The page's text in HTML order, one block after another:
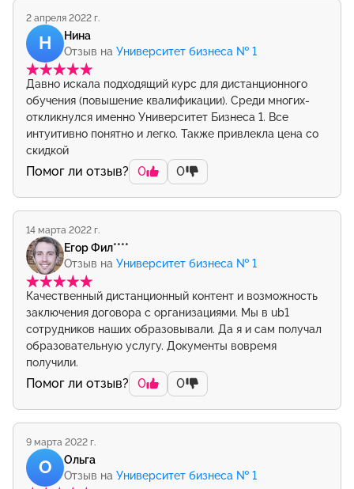
Н
Нина
Отзыв на Университет бизнеса № 1
2 апреля 2022 г.
Давно искала подходящий курс для дистанционного
обучения (повышение квалификации). Среди многих-
откликнулся именно Университет Бизнеса 1. Все
интуитивно понятно и легко. Также привлекла цена со
скидкой
Помог ли отзыв? 0 0
Егор Фил****
Отзыв на Университет бизнеса № 1
14 марта 2022 г.
Качественный дистанционный контент и возможность
заключения договора с организациями. Мы в ub1
сотрудников наших образовывали. Да я и сам получал
образовательную услугу. Документы вовремя
получили.
Помог ли отзыв? 0 0
О
Ольга
Отзыв на Университет бизнеса № 1
9 марта 2022 г.